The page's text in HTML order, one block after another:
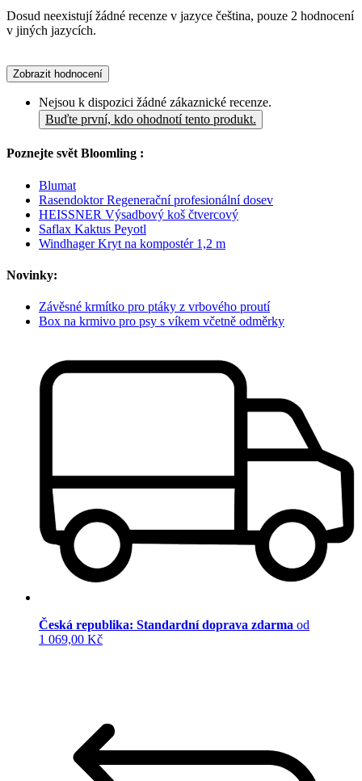
Dosud neexistují žádné recenze v jazyce čeština, pouze 2 hodnocení
v jiných jazycích.
Zobrazit hodnocení
Nejsou k dispozici žádné zákaznické recenze.
Buďte první, kdo ohodnotí tento produkt.
Poznejte svět Bloomling :
Blumat
Rasendoktor Regenerační profesionální dosev
HEISSNER Výsadbový koš čtvercový
Saflax Kaktus Peyotl
Windhager Kryt na kompostér 1,2 m
Novinky:
Závěsné krmítko pro ptáky z vrbového proutí
Box na krmivo pro psy s víkem včetně odměrky
Česká republika: Standardní doprava zdarma od
1 069,00 Kč